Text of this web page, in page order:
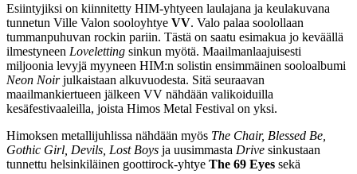
Esiintyjiksi on kiinnitetty HIM-yhtyeen laulajana ja keulakuvana
tunnetun Ville Valon sooloyhtye VV. Valo palaa soolollaan
tummanpuhuvan rockin pariin. Tästä on saatu esimakua jo keväällä
ilmestyneen Loveletting sinkun myötä. Maailmanlaajuisesti
miljoonia levyjä myyneen HIM:n solistin ensimmäinen sooloalbumi
Neon Noirjulkaistaan alkuvuodesta. Sitä seuraavan
maailmankiertueen jälkeen VV nähdään valikoiduilla
kesäfestivaaleilla, joista Himos Metal Festival on yksi.
Himoksen metallijuhlissa nähdään myös The Chair, Blessed Be,
Gothic Girl, Devils, Lost Boys ja uusimmasta Drive sinkustaan
tunnettu helsinkiläinen goottirock-yhtye The 69 Eyes sekä